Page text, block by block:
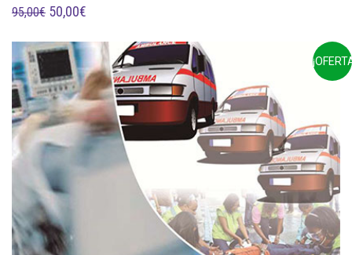
95,00€ EL
ORIGINAL
ERA:
95,00€.
50,00€
ACTUAL
ES:
50,00€.